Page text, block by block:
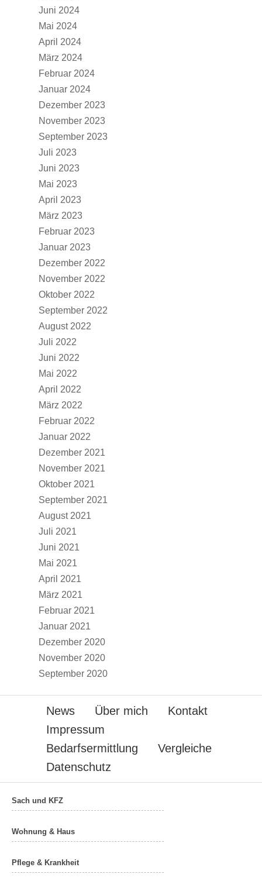
Juni 2024
Mai 2024
April 2024
März 2024
Februar 2024
Januar 2024
Dezember 2023
November 2023
September 2023
Juli 2023
Juni 2023
Mai 2023
April 2023
März 2023
Februar 2023
Januar 2023
Dezember 2022
November 2022
Oktober 2022
September 2022
August 2022
Juli 2022
Juni 2022
Mai 2022
April 2022
März 2022
Februar 2022
Januar 2022
Dezember 2021
November 2021
Oktober 2021
September 2021
August 2021
Juli 2021
Juni 2021
Mai 2021
April 2021
März 2021
Februar 2021
Januar 2021
Dezember 2020
November 2020
September 2020
News Über mich
Kontakt
Impressum
Bedarfsermittlung
Vergleiche
Datenschutz
Sach und KFZ
Wohnung & Haus
Pflege & Krankheit